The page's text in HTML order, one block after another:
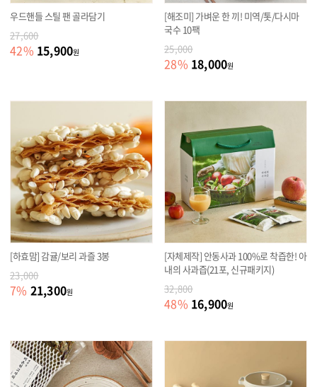
우드핸들 스틸 팬 골라담기
27,600
42% 15,900원
[해조미] 가벼운 한 끼! 미역/톳/다시마
국수 10팩
25,000
28% 18,000원
[하효맘] 감귤/보리 과즐 3봉
23,000
7% 21,300원
[자체제작] 안동사과 100%로 착즙한! 아
내의 사과즙(21포, 신규패키지)
32,800
48% 16,900원